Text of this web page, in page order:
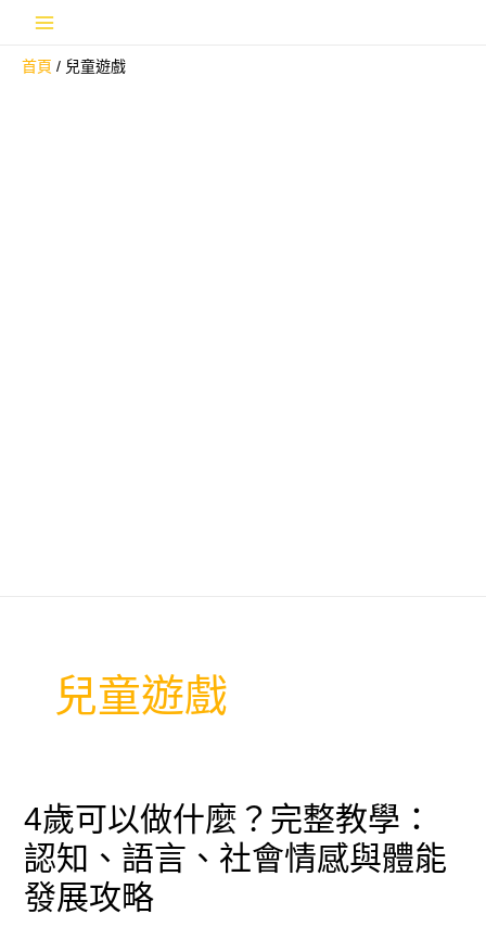
Menu
首頁 兒童遊戲
兒童遊戲
4歲可以做什麼？完整教學：
認知、語言、社會情感與體能
發展攻略